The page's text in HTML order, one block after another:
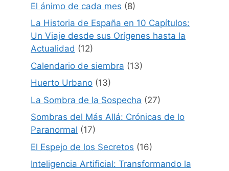
El ánimo de cada mes (8)
La Historia de España en 10 Capítulos:
Un Viaje desde sus Orígenes hasta la
Actualidad (12)
Calendario de siembra (13)
Huerto Urbano (13)
La Sombra de la Sospecha (27)
Sombras del Más Allá: Crónicas de lo
Paranormal (17)
El Espejo de los Secretos (16)
Inteligencia Artificial: Transformando la